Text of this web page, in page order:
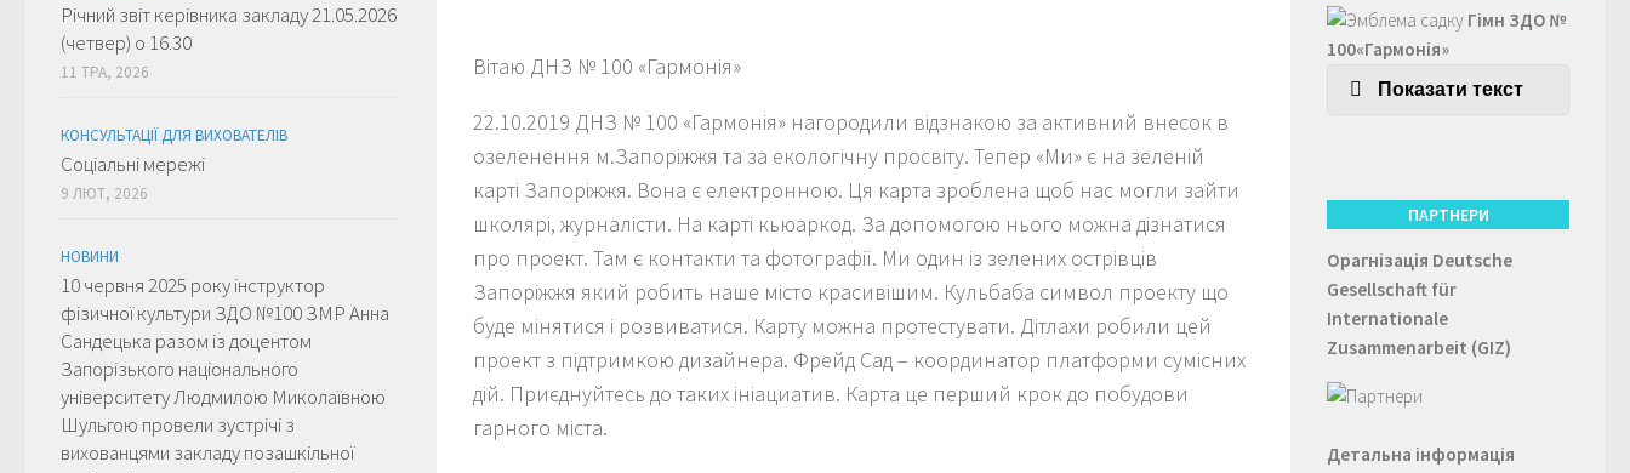
Вітаю ДНЗ № 100 «Гармонія»
22.10.2019 ДНЗ № 100 «Гармонія» нагородили відзнакою за активний внесок в
озеленення м.Запоріжжя та за екологічну просвіту. Тепер «Ми» є на зеленій
карті Запоріжжя. Вона є електронною. Ця карта зроблена щоб нас могли зайти
школярі, журналісти. На карті кьюаркод. За допомогою нього можна дізнатися
про проект. Там є контакти та фотографії. Ми один із зелених острівців
Запоріжжя який робить наше місто красивішим. Кульбаба символ проекту що
буде мінятися і розвиватися. Карту можна протестувати. Дітлахи робили цей
проект з підтримкою дизайнера. Фрейд Сад – координатор платформи сумісних
дій. Приєднуйтесь до таких ініациатив. Карта це перший крок до побудови
гарного міста.
Річний звіт керівника закладу 21.05.2026
(четвер) о 16.30
11 ТРА, 2026
КОНСУЛЬТАЦІЇ ДЛЯ ВИХОВАТЕЛІВ
Соціальні мережі
9 ЛЮТ, 2026
НОВИНИ
10 червня 2025 року інструктор
фізичної культури ЗДО №100 ЗМР Анна
Сандецька разом із доцентом
Запорізького національного
університету Людмилою Миколаївною
Шульгою провели зустрічі з
вихованцями закладу позашкільної
Гімн ЗДО №
100«Гармонія»
Показати текст
ПАРТНЕРИ
Орагнізація Deutsche
Gesellschaft für
Internationale
Zusammenarbeit (GIZ)
Детальна інформація